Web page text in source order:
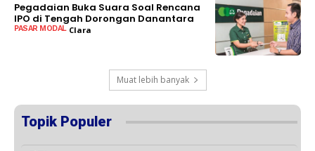
Pegadaian Buka Suara Soal Rencana
IPO di Tengah Dorongan Danantara
PASAR MODAL Clara
Muat lebih banyak
Topik Populer